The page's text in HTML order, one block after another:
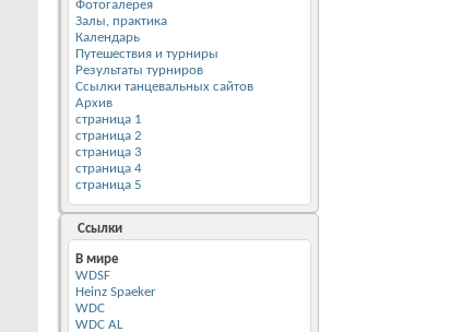
Фотогалерея
Залы, практика
Календарь
Путешествия и турниры
Результаты турниров
Ссылки танцевальных сайтов
Архив
страница 1
страница 2
страница 3
страница 4
страница 5
Ссылки
В мире
WDSF
Heinz Spaeker
WDC
WDC AL